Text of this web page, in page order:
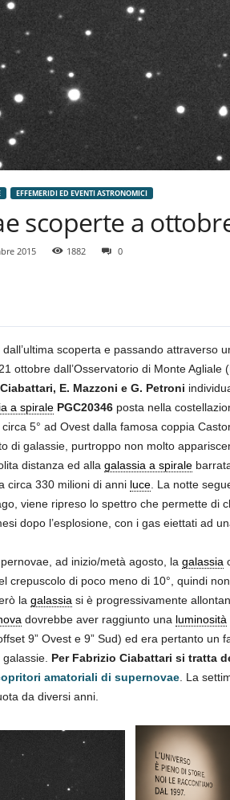
EFFEMERIDI ED EVENTI ASTRONOMICI
scoperte a
2015 1882 0
scoperta e passando attraverso
ottobre dall’Osservatorio di Monte
Ciabattari, E. Mazzoni e G. Petroni
a spiralePGC20346 posta nella
5° ad Ovest dalla famosa coppia
di galassie, purtroppo non molto
distanza ed alla galassia a spirale
circa 330 milioni di anni luce. La notte
viene ripreso lo spettro che permette di
dopo l’esplosione, con i gas eiettati ad
ad inizio/metà agosto, la galassia
crepuscolo di poco meno di 10°, quindi
la galassiasi è progressivamente
dovrebbe aver raggiunto una luminosità
9” Ovest e 9” Sud) ed era pertanto un
Per Fabrizio Ciabattari si tratta
amatoriali di supernovae. La
da diversi anni.